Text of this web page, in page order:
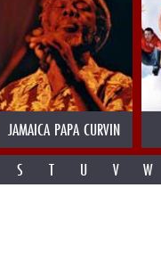
JAMAICA PAPA CURVIN
S T U V W